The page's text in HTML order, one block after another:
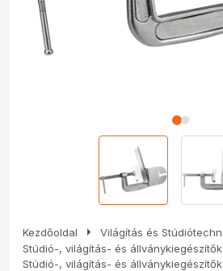
Kezdőoldal arrow_right Világítás és
Stúdió-, világítás- és
Stúdió-, világítás- és